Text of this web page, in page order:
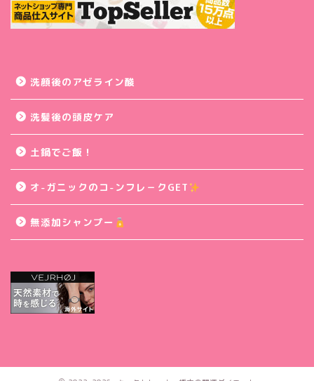
洗顔後のアゼライン酸
洗髪後の頭皮ケア
土鍋でご飯！
オ-ガニックのコ-ンフレ－クGET
無添加シャンプー